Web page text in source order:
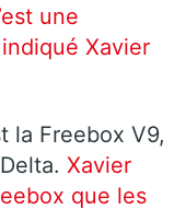
une
Xavier
la Freebox V9,
Xavier
que les